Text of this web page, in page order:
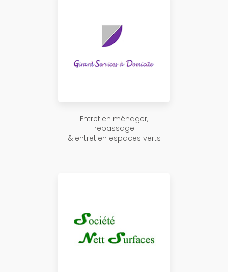
Entretien ménager,
repassage
& entretien espaces verts